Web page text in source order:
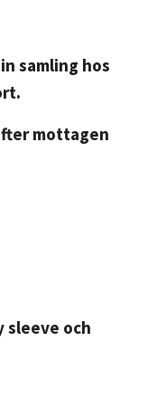
samling hos
mottagen
sleeve och